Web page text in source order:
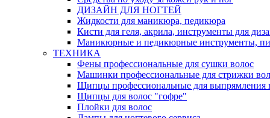
ДИЗАЙН ДЛЯ НОГТЕЙ
Жидкости для маникюра, педикюра
Кисти для геля, акрила, инструменты для
Маникюрные и педикюрные инструменты,
ТЕХНИКА
Фены профессиональные для сушки волос
Машинки профессиональные для стрижки
Щипцы профессиональные для выпрямления
Щипцы для волос "гофре"
Плойки для волос